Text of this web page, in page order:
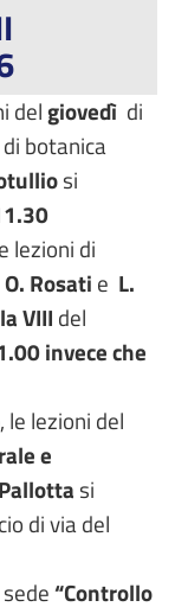
delgiovedì di
botanica
si
lezioni di
O. Rosati e L.
VIII del
invece che
, le lezioni del
e
si
di via del
“Controllo